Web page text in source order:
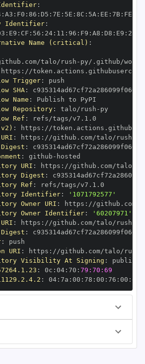
:
: A3 : F0 : 86 : D5 : 7E : 5E : 8C : 5A : EE : 7B: FE
Identifier:
: E9 : CF : 56 : 24: 11 : 96 : F9 : A8 : D8 : E9 : 28
Name (critical) :
talo/rush -
https :
Trigger:
SHA:
Name :
Repository: talo/rush -
Ref :
: https :
: https : //github.com/talo/rush
:
: github -
URI : https : //github.com/talo/
Digest :
Ref :
Identifier:
'1071792577'
Owner URI : https :
Owner Identifier:
'60207971'
: https : //github.com/talo/rush
:
:
URI : https : //github.com/talo/rush
Visibility At Signing :
: 0c : 04: 70 : 79:70:69
: 04: 7a : 00 : 78 : 00 : 76 : 00 : dd